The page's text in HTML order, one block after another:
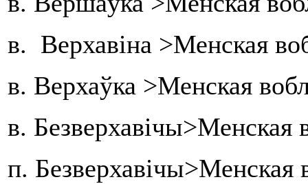
в. Верхавіна >Менская
в. Верхаўка >Менская
в. Безверхавічы>Менская
п. Безверхавічы>Менская